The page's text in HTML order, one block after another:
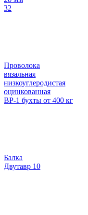
32
Проволока
вязальная
низкоуглеродистая
оцинкованная
ВР-1 бухты от 400 кг
Балка
Двутавр 10